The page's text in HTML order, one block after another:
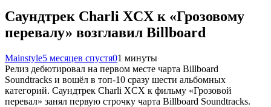
Саундтрек Charli XCX к «Грозовому
перевалу» возглавил Billboard
Mainstyle5 месяцев спустя01 минуты
Релиз дебютировал на первом месте чарта Billboard
Soundtracks и вошёл в топ-10 сразу шести альбомных
категорий. Саундтрек Charli XCX к фильму «Грозовой
перевал» занял первую строчку чарта Billboard Soundtracks.